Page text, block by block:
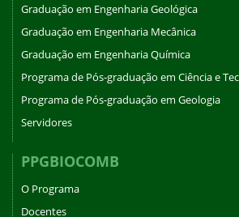
Graduação em Engenharia Geológica
Graduação em Engenharia Mecânica
Graduação em Engenharia Química
Programa de Pós-graduação em Ciência e
Programa de Pós-graduação em Geologia
Servidores
PPGBIOCOMB
O Programa
Docentes